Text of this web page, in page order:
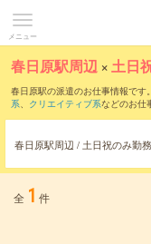
メニュー
春日原駅周辺 ×土日
春日原駅の派遣のお仕事情報です。
系、 クリエイティブ系などのお仕
春日原駅周辺 / 土日祝のみ勤務
全 1 件